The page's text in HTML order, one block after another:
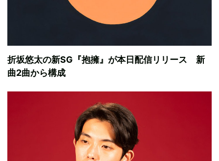
折坂悠太の新SG『抱擁』が本日配信リリース 新
曲2曲から構成